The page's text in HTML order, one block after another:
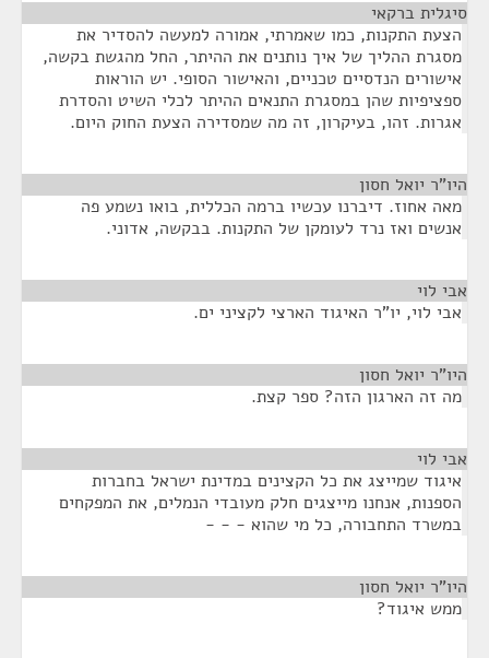
סיגלית ברקאי
הצעת התקנות, כמו שאמרתי, אמורה למעשה להסדיר את
מסגרת ההליך של איך נותנים את ההיתר, החל מהגשת בקשה,
אישורים הנדסיים טכניים, והאישור הסופי. יש הוראות
ספציפיות שהן במסגרת התנאים ההיתר לכלי השיט והסדרת
אגרות. זהו, בעיקרון, זה מה שמסדירה הצעת החוק היום.
היו"ר יואל חסון
מאה אחוז. דיברנו עכשיו ברמה הכללית, בואו נשמע פה
אנשים ואז נרד לעומקן של התקנות. בבקשה, אדוני.
אבי לוי
אבי לוי, יו"ר האיגוד הארצי לקציני ים.
היו"ר יואל חסון
מה זה הארגון הזה? ספר קצת.
אבי לוי
איגוד שמייצג את כל הקצינים במדינת ישראל בחברות
הספנות, אנחנו מייצגים חלק מעובדי הנמלים, את המפקחים
במשרד התחבורה, כל מי שהוא - - -
היו"ר יואל חסון
ממש איגוד?